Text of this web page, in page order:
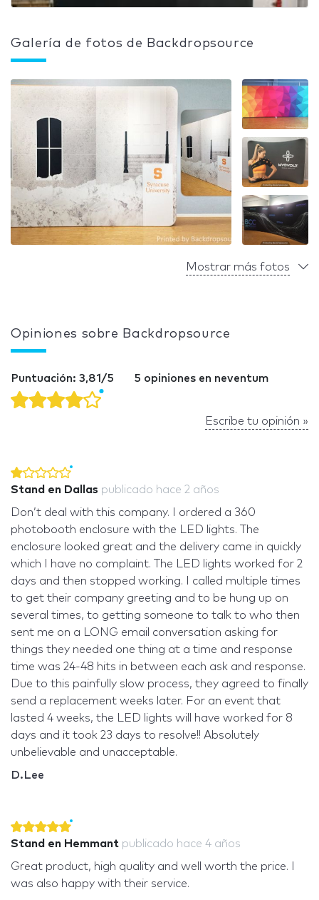
Galería de fotos de Backdropsource
Mostrar más fotos
Opiniones sobre Backdropsource
Puntuación: 3,81/5 5 opiniones en neventum
Escribe tu opinión »
Stand en Dallas publicado hace 2 años
Don’t deal with this company. I ordered a 360
photobooth enclosure with the LED lights. The
enclosure looked great and the delivery came in quickly
which I have no complaint. The LED lights worked for 2
days and then stopped working. I called multiple times
to get their company greeting and to be hung up on
several times, to getting someone to talk to who then
sent me on a LONG email conversation asking for
things they needed one thing at a time and response
time was 24-48 hits in between each ask and response.
Due to this painfully slow process, they agreed to finally
send a replacement weeks later. For an event that
lasted 4 weeks, the LED lights will have worked for 8
days and it took 23 days to resolve!! Absolutely
unbelievable and unacceptable.
D.Lee
Stand en Hemmant publicado hace 4 años
Great product, high quality and well worth the price. I
was also happy with their service.